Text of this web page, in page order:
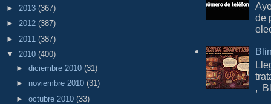
► 2013 (367)
► 2012 (387)
► 2011 (387)
▼ 2010 (400)
► diciembre 2010 (31)
► noviembre 2010 (31)
► octubre 2010 (33)
de
,